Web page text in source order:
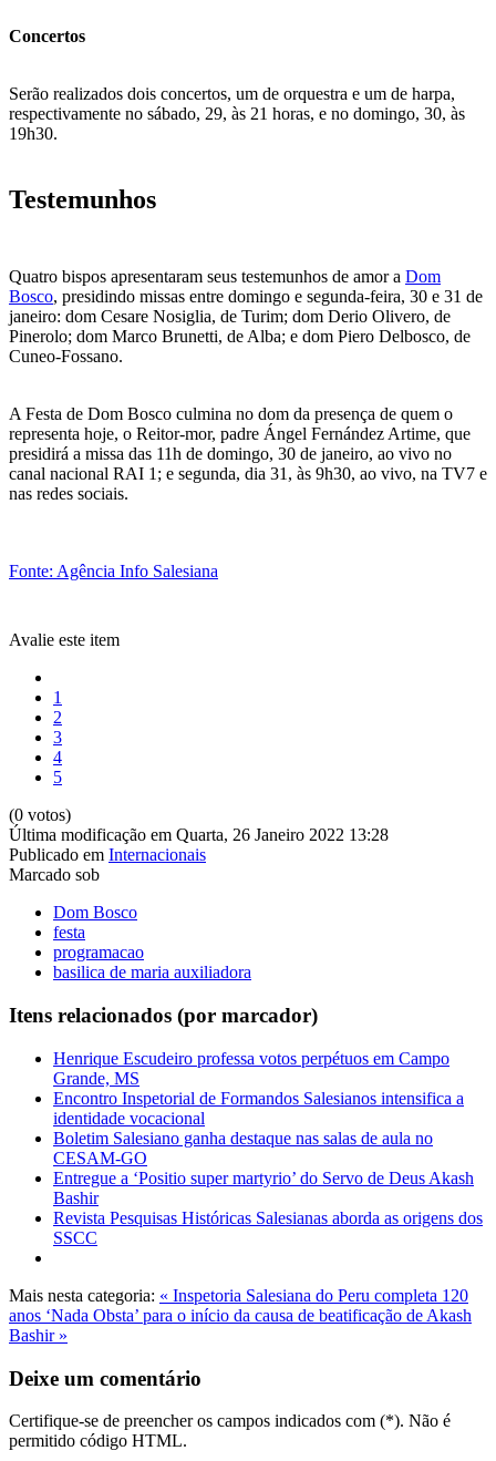
Concertos
Serão realizados dois concertos, um de orquestra e um de harpa,
respectivamente no sábado, 29, às 21 horas, e no domingo, 30, às
19h30.
Testemunhos
Quatro bispos apresentaram seus testemunhos de amor a Dom
Bosco, presidindo missas entre domingo e segunda-feira, 30 e 31 de
janeiro: dom Cesare Nosiglia, de Turim; dom Derio Olivero, de
Pinerolo; dom Marco Brunetti, de Alba; e dom Piero Delbosco, de
Cuneo-Fossano.
A Festa de Dom Bosco culmina no dom da presença de quem o
representa hoje, o Reitor-mor, padre Ángel Fernández Artime, que
presidirá a missa das 11h de domingo, 30 de janeiro, ao vivo no
canal nacional RAI 1; e segunda, dia 31, às 9h30, ao vivo, na TV7 e
nas redes sociais.
Fonte: Agência Info Salesiana
Avalie este item
1
2
3
4
5
(0 votos)
Última modificação em Quarta, 26 Janeiro 2022 13:28
Publicado em Internacionais
Marcado sob
Dom Bosco
festa
programacao
basilica de maria auxiliadora
Itens relacionados (por marcador)
Henrique Escudeiro professa votos perpétuos em Campo
Grande, MS
Encontro Inspetorial de Formandos Salesianos intensifica a
identidade vocacional
Boletim Salesiano ganha destaque nas salas de aula no
CESAM-GO
Entregue a ‘Positio super martyrio’ do Servo de Deus Akash
Bashir
Revista Pesquisas Históricas Salesianas aborda as origens dos
SSCC
Mais nesta categoria: « Inspetoria Salesiana do Peru completa 120
anos ‘Nada Obsta’ para o início da causa de beatificação de Akash
Bashir »
Deixe um comentário
Certifique-se de preencher os campos indicados com (*). Não é
permitido código HTML.